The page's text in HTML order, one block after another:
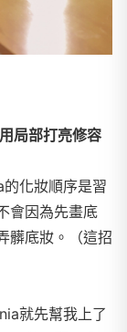
局部打亮修容
化妝順序是習
會因為先畫底
髒底妝。（這招
就先幫我上了